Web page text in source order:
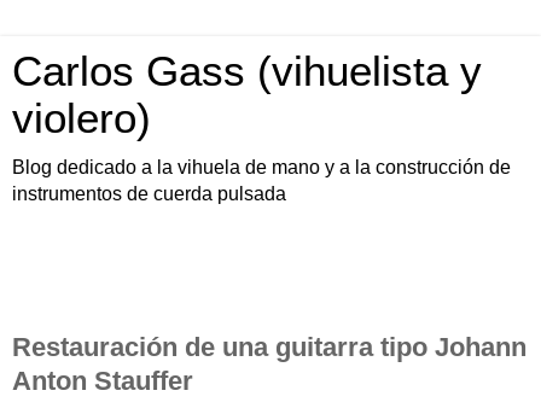
Carlos Gass (vihuelista y
violero)
Blog dedicado a la vihuela de mano y a la construcción de
instrumentos de cuerda pulsada
Restauración de una guitarra tipo Johann
Anton Stauffer